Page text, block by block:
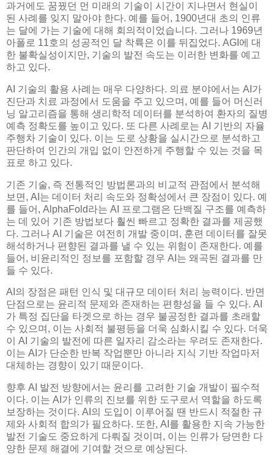
과거에도 꿈꿨던 먼 미래의 기술이 시간이 지나면서 현실이
된 사례를 잊지 말아야 한다. 예를 들어, 1900년대 초의 인류
는 달에 가는 기술에 대해 회의적이었습니다. 그러나 1969년
아폴로 11호의 성공적인 달 착륙은 이를 뒤집었다. AGI에 대
한 불확실성이지만, 기술의 발전 속도는 이러한 변화를 예고
하고 있다.
AI 기술의 활용 사례는 매우 다양하다. 의료 분야에서는 AI가
진단과 치료 과정에서 도움을 주고 있으며, 예를 들어 머신러
닝 알고리즘을 통해 생리학적 데이터를 분석하여 환자의 질병
예측 정확도를 높이고 있다. 또 다른 사례로는 AI 기반의 자율
주행차 기술이 있다. 이는 도로 상황을 실시간으로 분석하고
판단하여 인간의 개입 없이 안전하게 주행할 수 있는 것을 목
표로 하고 있다.
기존 기술, 즉 전통적인 방법론과의 비교적 관점에서 분석해
보면, AI는 데이터 처리 속도와 정확성에서 큰 장점이 있다. 예
를 들어, AlphaFold라는 AI 프로그램은 단백질 구조를 예측하
는 데 있어 기존 방법보다 훨씬 빠르고 정확한 결과를 제공했
다. 그러나 AI 기술은 여전히 개발 중이며, 훈련 데이터를 잘못
해석하거나 편향된 결과를 낼 수 있는 위험이 존재한다. 예를
들어, 비윤리적인 정보를 포함할 경우 AI는 왜곡된 결과를 만
들 수 있다.
AI의 장점은 패턴 인식 및 대규모 데이터 처리 능력이다. 반면
단점으로는 윤리적 문제와 존재하는 편향성을 들 수 있다. AI
가 특정 집단을 타겟으로 하는 경우 불공정한 결과를 초래할
수 있으며, 이는 사회적 불평등을 더욱 심화시킬 수 있다. 더욱
이 AI 기술의 발전에 따른 일자리 감소라는 우려도 존재한다.
이는 AI가 단순한 반복 작업뿐만 아니라 지식 기반 작업마저
대체하는 경향이 있기 때문이다.
향후 AI 발전 방향에서는 윤리를 고려한 기술 개발이 필수적
이다. 이는 AI가 인류의 진보를 위한 도구로서 역할을 하도록
보장하는 것이다. AI의 도입이 이루어질 땐 반드시 적절한 규
제와 사회적 합의가 필요하다. 또한, AI를 활용한 지속 가능한
발전 기술도 중요하게 다뤄질 것이며, 이는 인류가 당면한 다
양한 문제 해결에 기여할 것으로 예상된다.